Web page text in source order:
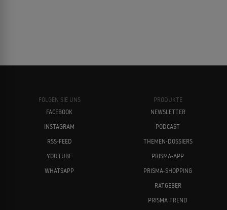
FOLGEN SIE UNS
FACEBOOK
INSTAGRAM
RSS-FEED
YOUTUBE
WHATSAPP
PRODUKTE
NEWSLETTER
PODCAST
THEMEN-DOSSIERS
PRISMA-APP
PRISMA-SHOPPING
RATGEBER
PRISMA TREND